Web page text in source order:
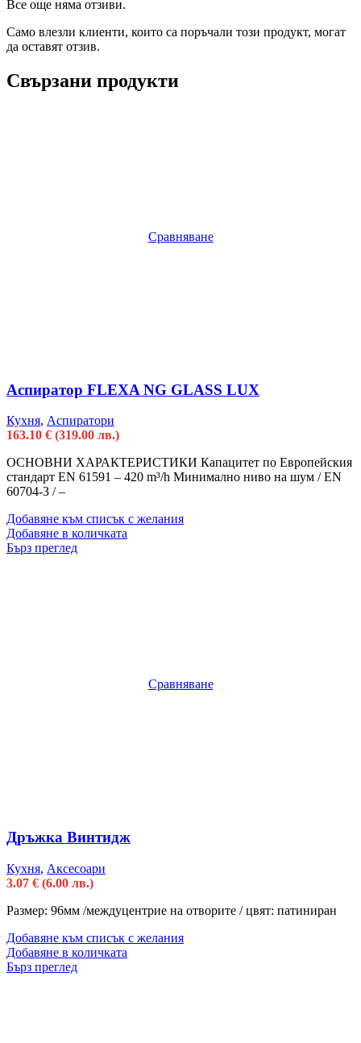
Все още няма отзиви.
Само влезли клиенти, които са поръчали този продукт, могат
да оставят отзив.
Свързани продукти
Сравняване
Аспиратор FLEXA NG GLASS LUX
Кухня, Аспиратори
163.10 € (319.00 лв.)
ОСНОВНИ ХАРАКТЕРИСТИКИ Капацитет по Европейския
стандарт EN 61591 – 420 m³/h Минимално ниво на шум / EN
60704-3 / –
Добавяне към списък с желания
Добавяне в количката
Бърз преглед
Сравняване
Дръжка Винтидж
Кухня, Аксесоари
3.07 € (6.00 лв.)
Размер: 96мм /междуцентрие на отворите / цвят: патиниран
Добавяне към списък с желания
Добавяне в количката
Бърз преглед